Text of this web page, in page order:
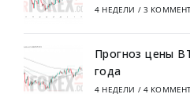
4 НЕДЕЛИ / 3
Прогноз цены
года
4 НЕДЕЛИ / 4